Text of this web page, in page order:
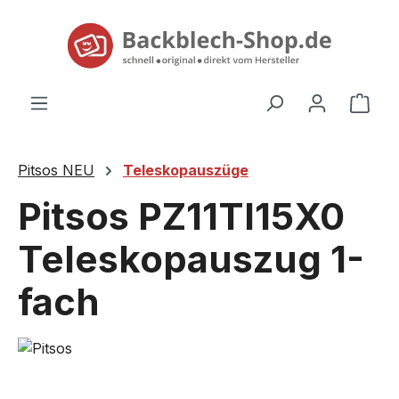
springen
Pitsos NEU Teleskopauszüge
Pitsos PZ11TI15X0
Teleskopauszug 1-
fach